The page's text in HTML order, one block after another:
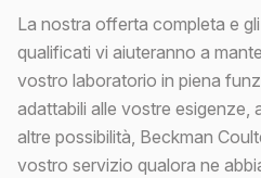
La nostra offerta completa e
qualificati vi aiuteranno a
vostro laboratorio in piena
adattabili alle vostre esigenze,
altre possibilità, Beckman
vostro servizio qualora ne